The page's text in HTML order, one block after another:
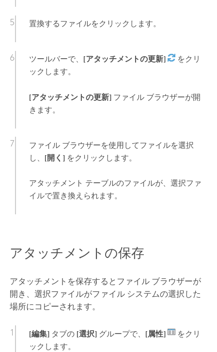
置換するファイルをクリックします。
ツールバーで、 [アタッチメントの更新]
をクリ
ックします。
[アタッチメントの更新]ファイル ブラウザーが開
きます。
ファイル ブラウザーを使用してファイルを選択
し、 [開く]をクリックします。
アタッチメント テーブルのファイルが、選択ファ
イルで置き換えられます。
アタッチメントの保存
アタッチメントを保存するとファイル ブラウザーが
開き、選択ファイルがファイル システムの選択した
場所にコピーされます。
[編集]タブの [選択]グループで、 [属性]
をクリ
ックします。